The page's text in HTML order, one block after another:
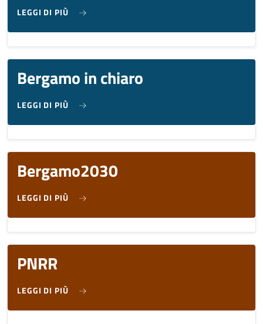
LEGGI DI PIÙSU PIANO URBANO MOBILITÀ SOSTENIBILE
Bergamo in chiaro
LEGGI DI PIÙSU BERGAMO IN CHIARO
Bergamo2030
LEGGI DI PIÙSU BERGAMO2030
PNRR
LEGGI DI PIÙSU PNRR